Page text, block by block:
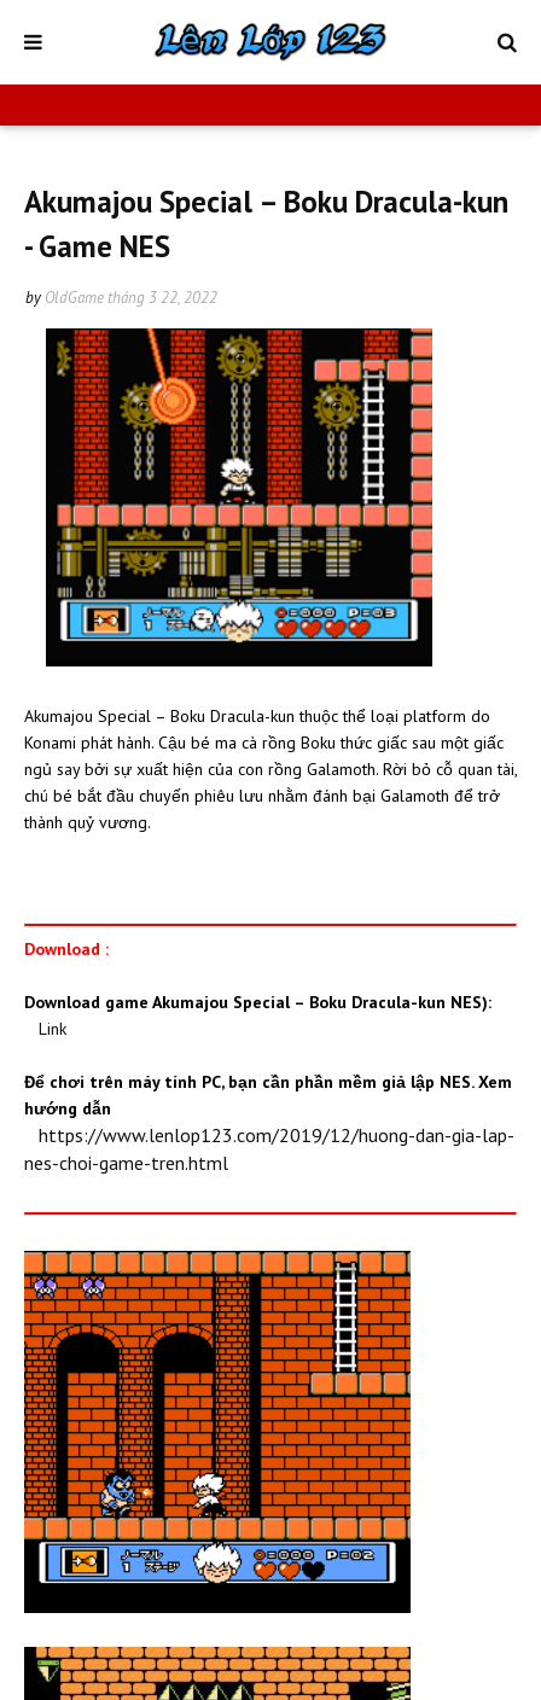
Akumajou Special – Boku Dracula-kun
- Game NES
by OldGame tháng 3 22, 2022
Akumajou Special – Boku Dracula-kun thuộc thể loại platform do
Konami phát hành. Cậu bé ma cà rồng Boku thức giấc sau một giấc
ngủ say bởi sự xuất hiện của con rồng Galamoth. Rời bỏ cỗ quan tài,
chú bé bắt đầu chuyến phiêu lưu nhằm đánh bại Galamoth để trở
thành quỷ vương.
Download :
Download game Akumajou Special – Boku Dracula-kun NES):
Link
Để chơi trên máy tính PC, bạn cần phần mềm giả lập NES. Xem
hướng dẫn
https://www.lenlop123.com/2019/12/huong-dan-gia-lap-
nes-choi-game-tren.html